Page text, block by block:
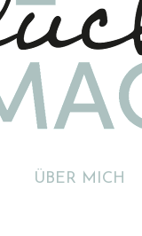
ÜBER MICH